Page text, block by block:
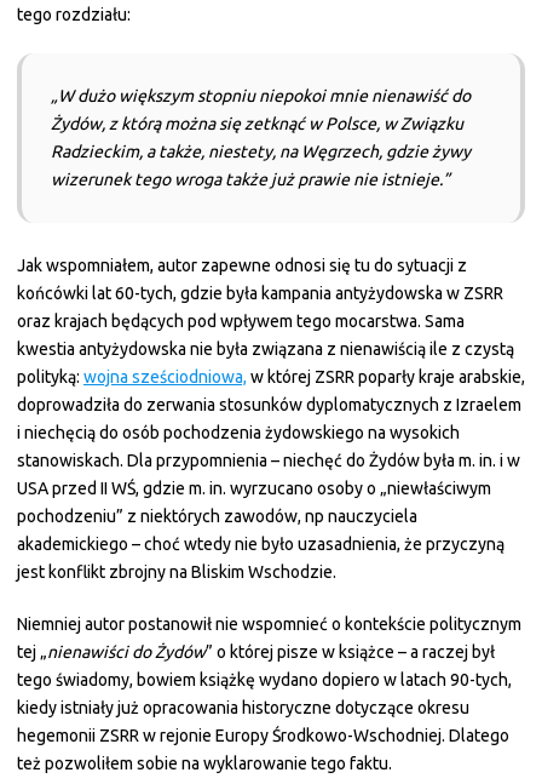
tego rozdziału:
„W dużo większym stopniu niepokoi mnie nienawiść do
Żydów, z którą można się zetknąć w Polsce, w Związku
Radzieckim, a także, niestety, na Węgrzech, gdzie żywy
wizerunek tego wroga także już prawie nie istnieje.”
Jak wspomniałem, autor zapewne odnosi się tu do sytuacji z
końcówki lat 60-tych, gdzie była kampania antyżydowska w ZSRR
oraz krajach będących pod wpływem tego mocarstwa. Sama
kwestia antyżydowska nie była związana z nienawiścią ile z czystą
polityką: wojna sześciodniowa, w której ZSRR poparły kraje arabskie,
doprowadziła do zerwania stosunków dyplomatycznych z Izraelem
i niechęcią do osób pochodzenia żydowskiego na wysokich
stanowiskach. Dla przypomnienia – niechęć do Żydów była m. in. i w
USA przed II WŚ, gdzie m. in. wyrzucano osoby o „niewłaściwym
pochodzeniu” z niektórych zawodów, np nauczyciela
akademickiego – choć wtedy nie było uzasadnienia, że przyczyną
jest konflikt zbrojny na Bliskim Wschodzie.
Niemniej autor postanowił nie wspomnieć o kontekście politycznym
tej „nienawiści do Żydów” o której pisze w książce – a raczej był
tego świadomy, bowiem książkę wydano dopiero w latach 90-tych,
kiedy istniały już opracowania historyczne dotyczące okresu
hegemonii ZSRR w rejonie Europy Środkowo-Wschodniej. Dlatego
też pozwoliłem sobie na wyklarowanie tego faktu.